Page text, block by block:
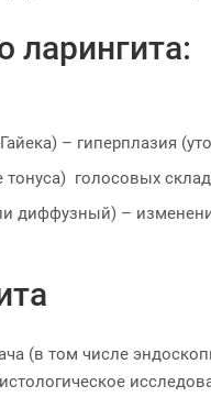
ларингита:
– гиперплазия
голосовых
диффузный) –
(в том числе